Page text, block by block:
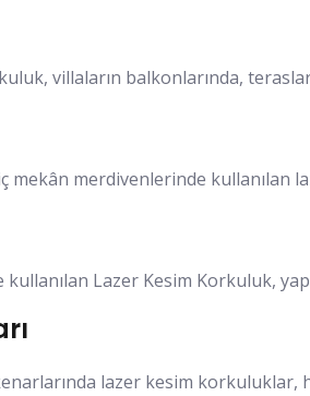
villaların balkonlarında,
merdivenlerinde kullanılan
Lazer Kesim Korkuluk,
lazer kesim korkuluklar,